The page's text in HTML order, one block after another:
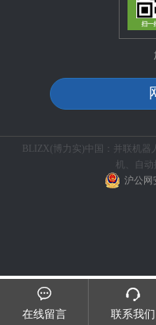
BLIZX(博力实)中国：并联机器
机、自动
沪公网

在线留言

联系我们